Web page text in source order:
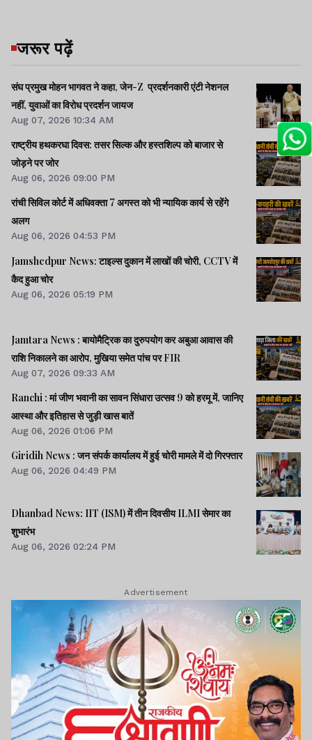
जरूर पढ़ें
संघ प्रमुख मोहन भागवत ने कहा, जेन-Z प्रदर्शनकारी एंटी नेशनल
नहीं, युवाओं का विरोध प्रदर्शन जायज
Aug 07, 2026 10:34 AM
राष्ट्रीय हथकरघा दिवस: तसर सिल्क और हस्तशिल्प को बाजार से
जोड़ने पर जोर
Aug 06, 2026 09:00 PM
रांची सिविल कोर्ट में अधिवक्ता 7 अगस्त को भी न्यायिक कार्य से रहेंगे
अलग
Aug 06, 2026 04:53 PM
Jamshedpur News: टाइल्स दुकान में लाखों की चोरी, CCTV में
कैद हुआ चोर
Aug 06, 2026 05:19 PM
Jamtara News : बायोमैट्रिक का दुरुपयोग कर अबुआ आवास की
राशि निकालने का आरोप, मुखिया समेत पांच पर FIR
Aug 07, 2026 09:33 AM
Ranchi : मां जीण भवानी का सावन सिंधारा उत्सव 9 को हरमू में, जानिए
आस्था और इतिहास से जुड़ी खास बातें
Aug 06, 2026 01:06 PM
Giridih News : जन संपर्क कार्यालय में हुई चोरी मामले में दो गिरफ्तार
Aug 06, 2026 04:49 PM
Dhanbad News: IIT (ISM) में तीन दिवसीय ILMI सेमार का
शुभारंभ
Aug 06, 2026 02:24 PM
Advertisement